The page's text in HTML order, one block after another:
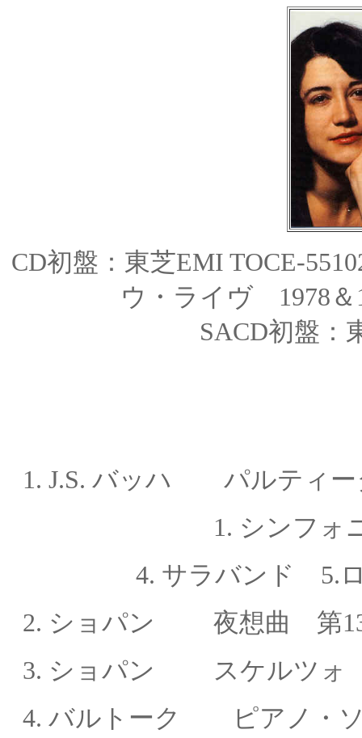
CD初盤：東芝EMI TOCE-
ウ・ライヴ 1978
SACD初盤：
1. J.S. バッハ パルティー
1. シンフ
4. サラバンド 5.ロン
2. ショパン
夜想曲 第13
3. ショパン
スケルツォ
4. バルトーク ピアノ・